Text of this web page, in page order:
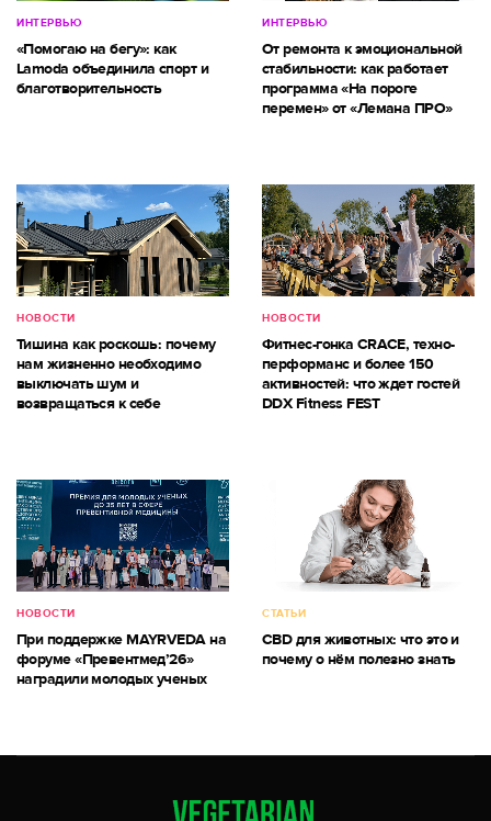
ИНТЕРВЬЮ
«Помогаю на бегу»: как
Lamoda объединила спорт и
благотворительность
ИНТЕРВЬЮ
От ремонта к эмоциональной
стабильности: как работает
программа «На пороге
перемен» от «Лемана ПРО»
НОВОСТИ
Тишина как роскошь: почему
нам жизненно необходимо
выключать шум и
возвращаться к себе
НОВОСТИ
Фитнес-гонка CRACE, техно-
перформанс и более 150
активностей: что ждет гостей
DDX Fitness FEST
НОВОСТИ
При поддержке MAYRVEDA на
форуме «Превентмед’26»
наградили молодых ученых
СТАТЬИ
CBD для животных: что это и
почему о нём полезно знать